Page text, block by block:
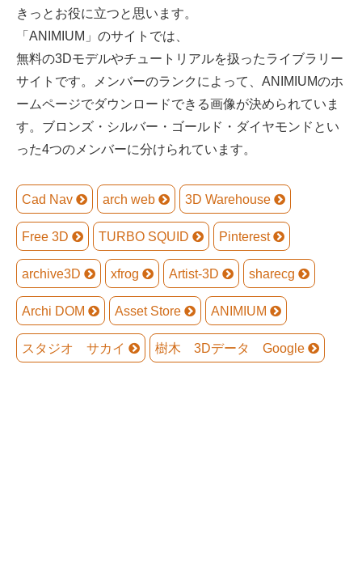
きっとお役に立つと思います。
「ANIMIUM」のサイトでは、
無料の3Dモデルやチュートリアルを扱ったライブラリー
サイトです。メンバーのランクによって、ANIMIUMのホ
ームページでダウンロードできる画像が決められていま
す。ブロンズ・シルバー・ゴールド・ダイヤモンドとい
った4つのメンバーに分けられています。
Cad Nav arch web 3D Warehouse
Free 3D TURBO SQUID Pinterest
archive3D xfrog Artist-3D sharecg
Archi DOM Asset Store ANIMIUM
スタジオ サカイ 樹木 3Dデータ Google